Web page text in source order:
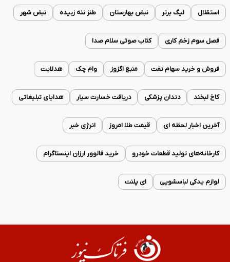
استقلال لیگ برتر نبض بهارستان طنز ننه زبیده نبض شهر
فصل سوم زخم کاری کتاب صوتی سلام صدا
فروش و خرید سهام نفت منبع اگزوز وام چک هدلایت
کاخ لبخند دندان پزشکی دریافت خسارت سیار هدایای تبلیغاتی
آخرین اخبار لحظه ای قیمت طلا امروز انرژی خبر
کارخانه‌های تولید قطعات خودرو خرید فالوور ارزان اینستاگرام
لوازم یدکی لباسشویی ای پلنت